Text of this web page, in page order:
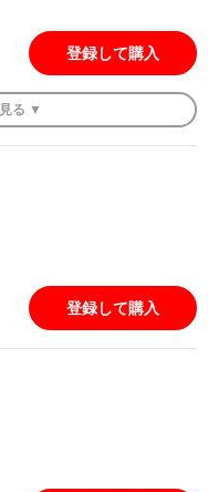
登録して購入
見る ▼
登録して購入